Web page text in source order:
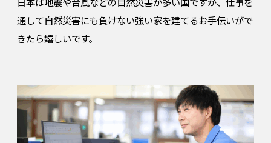
通して自然災害にも負けない強い家を建てるお手伝いがで
きたら嬉しいです。